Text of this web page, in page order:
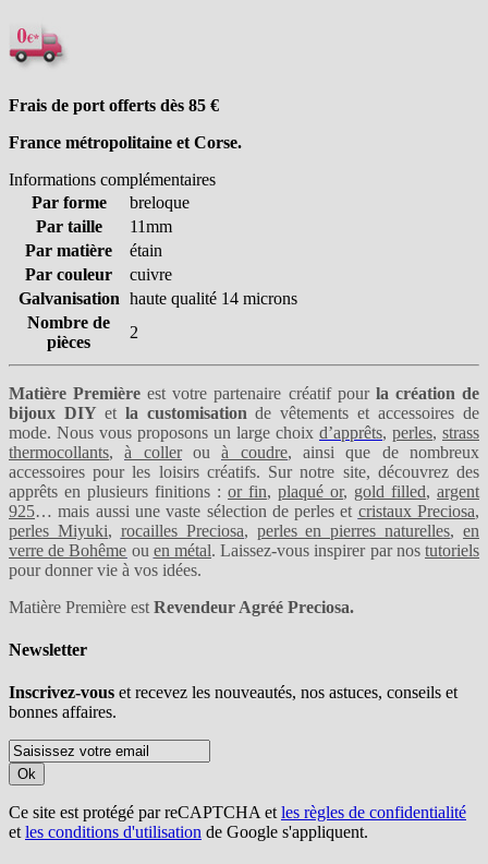
Frais de port offerts dès 85 €
France métropolitaine et Corse.
Informations complémentaires
Par forme
breloque
Par taille
11mm
Par matière
étain
Par couleur
cuivre
Galvanisation haute qualité 14 microns
Nombre de
pièces
2
Matière Première est votre partenaire créatif pourla création de
bijoux DIY etla customisation de vêtements et accessoires de
mode. Nous vous proposons un large choix d’apprêts, perles, strass
thermocollants,à collerouà coudre, ainsi que de nombreux
accessoires pour les loisirs créatifs. Sur notre site, découvrez des
apprêts en plusieurs finitions : or fin, plaqué or, gold filled, argent
925… mais aussi une vaste sélection de perles et cristaux Preciosa,
perles Miyuki, rocailles Preciosa, perles en pierres naturelles, en
verre de Bohême ou en métal. Laissez-vous inspirer par nostutoriels
pour donner vie à vos idées.
Matière Première est Revendeur Agréé Preciosa.
Newsletter
Inscrivez-vous et recevez les nouveautés, nos astuces, conseils et
bonnes affaires.
Ok
Ce site est protégé par reCAPTCHA etles règles de confidentialité
etles conditions d'utilisation de Google s'appliquent.